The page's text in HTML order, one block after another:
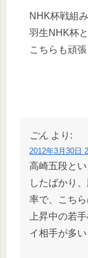
NHK杯戦組
羽生NHK杯
こちらも頑
ごん より:
2012年3月30日
高崎五段と
したばかり
率で、こち
上昇中の若
イ相手が多